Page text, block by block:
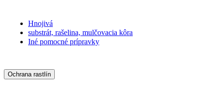
Hnojivá
substrát, rašelina, mulčovacia kôra
Iné pomocné prípravky
Ochrana rastlín